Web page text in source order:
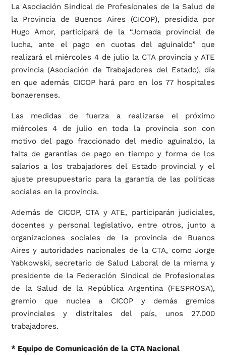
La Asociación Sindical de Profesionales de la Salud de
la Provincia de Buenos Aires (CICOP), presidida por
Hugo Amor, participará de la “Jornada provincial de
lucha, ante el pago en cuotas del aguinaldo” que
realizará el miércoles 4 de julio la CTA provincia y ATE
provincia (Asociación de Trabajadores del Estado), día
en que además CICOP hará paro en los 77 hospitales
bonaerenses.
Las medidas de fuerza a realizarse el próximo
miércoles 4 de julio en toda la provincia son con
motivo del pago fraccionado del medio aguinaldo, la
falta de garantías de pago en tiempo y forma de los
salarios a los trabajadores del Estado provincial y el
ajuste presupuestario para la garantía de las políticas
sociales en la provincia.
Además de CICOP, CTA y ATE, participarán judiciales,
docentes y personal legislativo, entre otros, junto a
organizaciones sociales de la provincia de Buenos
Aires y autoridades nacionales de la CTA, como Jorge
Yabkowski, secretario de Salud Laboral de la misma y
presidente de la Federación Sindical de Profesionales
de la Salud de la República Argentina (FESPROSA),
gremio que nuclea a CICOP y demás gremios
provinciales y distritales del país, unos 27.000
trabajadores.
* Equipo de Comunicación de la CTA Nacional